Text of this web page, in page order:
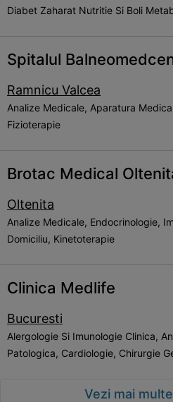
Diabet Zaharat Nutritie Si Boli
Spitalul
Ramnicu Valcea
Analize Medicale, Aparatura
Fizioterapie
Brotac Medical
Oltenita
Analize Medicale, Endocrinologie,
Domiciliu, Kinetoterapie
Clinica Medlife
Bucuresti
Alergologie Si Imunologie Clinica,
Patologica, Cardiologie, Chirurgie
Vezi mai